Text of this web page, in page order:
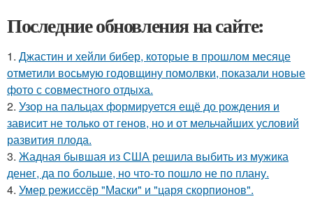
Последние обновления на сайте:
1. Джастин и хейли бибер, которые в прошлом месяце
отметили восьмую годовщину помолвки, показали новые
фото с совместного отдыха.
2. Узор на пальцах формируется ещё до рождения и
зависит не только от генов, но и от мельчайших условий
развития плода.
3. Жадная бывшая из США решила выбить из мужика
денег, да по больше, но что-то пошло не по плану.
4. Умер режиссёр "Маски" и "царя скорпионов".